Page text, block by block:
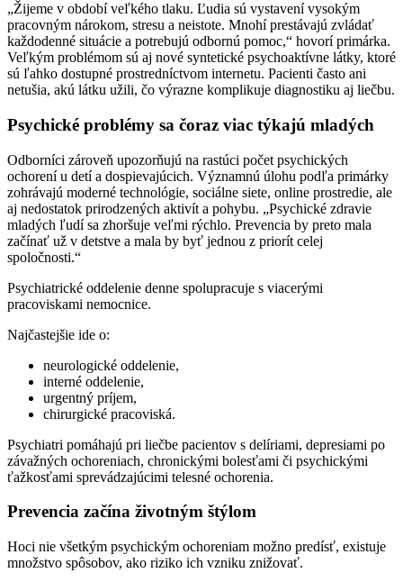
„Žijeme v období veľkého tlaku. Ľudia sú vystavení vysokým
pracovným nárokom, stresu a neistote. Mnohí prestávajú zvládať
každodenné situácie a potrebujú odbornú pomoc,“ hovorí primárka.
Veľkým problémom sú aj nové syntetické psychoaktívne látky, ktoré
sú ľahko dostupné prostredníctvom internetu. Pacienti často ani
netušia, akú látku užili, čo výrazne komplikuje diagnostiku aj liečbu.
Psychické problémy sa čoraz viac týkajú mladých
Odborníci zároveň upozorňujú na rastúci počet psychických
ochorení u detí a dospievajúcich. Významnú úlohu podľa primárky
zohrávajú moderné technológie, sociálne siete, online prostredie, ale
aj nedostatok prirodzených aktivít a pohybu. „Psychické zdravie
mladých ľudí sa zhoršuje veľmi rýchlo. Prevencia by preto mala
začínať už v detstve a mala by byť jednou z priorít celej
spoločnosti.“
Psychiatrické oddelenie denne spolupracuje s viacerými
pracoviskami nemocnice.
Najčastejšie ide o:
neurologické oddelenie,
interné oddelenie,
urgentný príjem,
chirurgické pracoviská.
Psychiatri pomáhajú pri liečbe pacientov s delíriami, depresiami po
závažných ochoreniach, chronickými bolesťami či psychickými
ťažkosťami sprevádzajúcimi telesné ochorenia.
Prevencia začína životným štýlom
Hoci nie všetkým psychickým ochoreniam možno predísť, existuje
množstvo spôsobov, ako riziko ich vzniku znižovať.